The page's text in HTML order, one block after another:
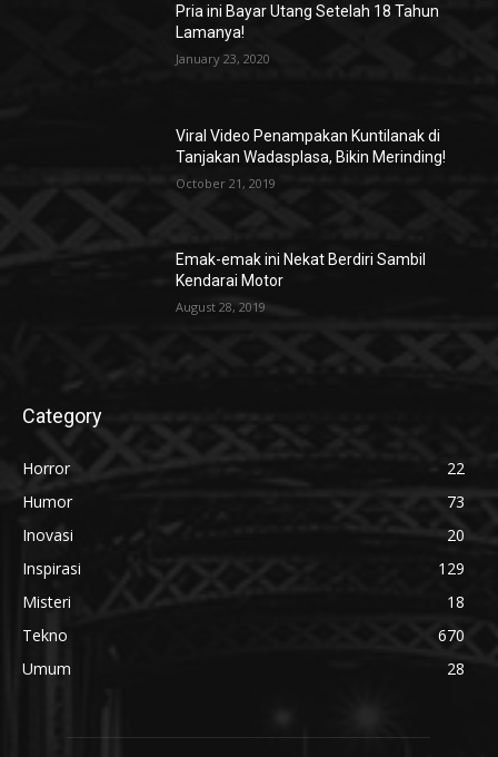
Pria ini Bayar Utang Setelah 18 Tahun
Lamanya!
January 23, 2020
Viral Video Penampakan Kuntilanak di
Tanjakan Wadasplasa, Bikin Merinding!
October 21, 2019
Emak-emak ini Nekat Berdiri Sambil
Kendarai Motor
August 28, 2019
Category
Horror
22
Humor
73
Inovasi
20
Inspirasi
129
Misteri
18
Tekno
670
Umum
28